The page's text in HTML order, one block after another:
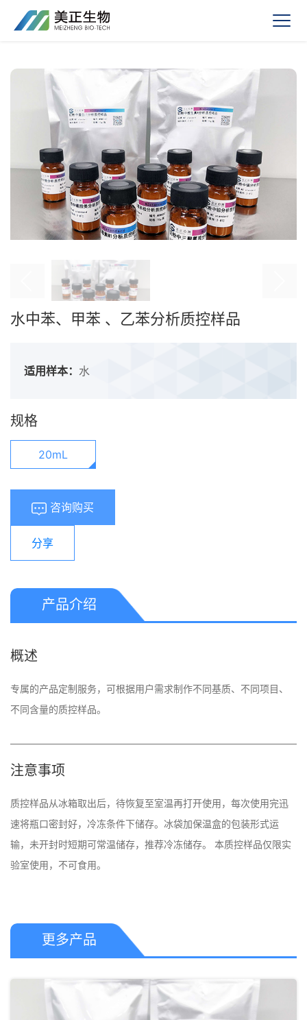
水中苯、甲苯 、乙苯分析质控样品
适用样本： 水
规格
20mL
咨询购买
分享
产品介绍
概述
专属的产品定制服务，可根据用户需求制作不同基质、不同项目、
不同含量的质控样品。
注意事项
质控样品从冰箱取出后，待恢复至室温再打开使用，每次使用完迅
速将瓶口密封好，冷冻条件下储存。冰袋加保温盒的包装形式运
输，未开封时短期可常温储存，推荐冷冻储存。 本质控样品仅限实
验室使用，不可食用。
更多产品